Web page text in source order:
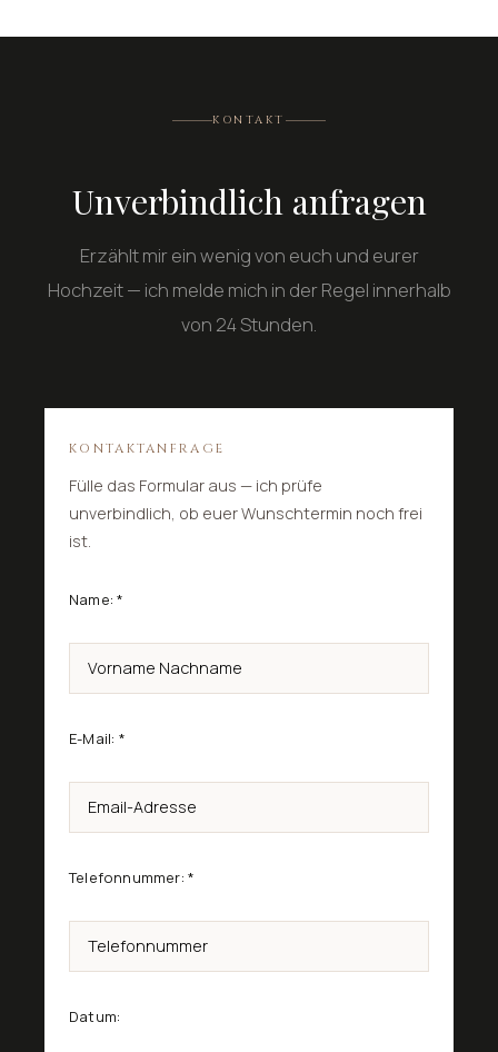
KONTAKT
Unverbindlich anfragen
Erzählt mir ein wenig von euch und eurer
Hochzeit — ich melde mich in der Regel innerhalb
von 24 Stunden.
KONTAKTANFRAGE
Fülle das Formular aus — ich prüfe
unverbindlich, ob euer Wunschtermin noch frei
ist.
Name:*
E-Mail: *
Telefonnummer: *
Datum: